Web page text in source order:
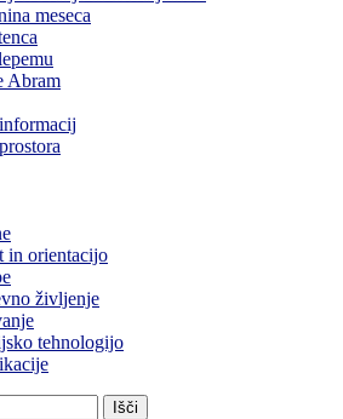
meseca
Abram
in orientacijo
življenje
tehnologijo